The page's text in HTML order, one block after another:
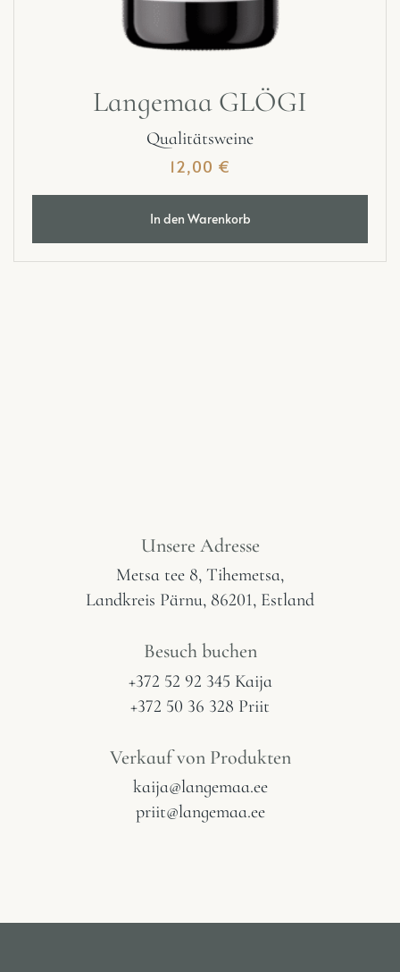
Langemaa GLÖGI
Qualitätsweine
12,00 €
In den Warenkorb
Unsere Adresse
Metsa tee 8, Tihemetsa,
Landkreis Pärnu, 86201, Estland
Besuch buchen
+372 52 92 345 Kaija
+372 50 36 328 Priit
Verkauf von Produkten
kaija@langemaa.ee
priit@langemaa.ee